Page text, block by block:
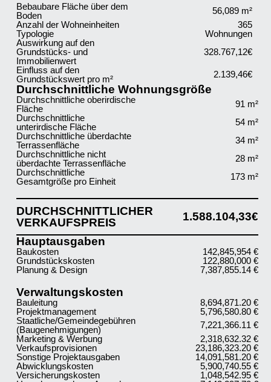
Bebaubare Fläche über dem
Boden
56,089 m²
Anzahl der Wohneinheiten
365
Typologie
Wohnungen
Auswirkung auf den
Grundstücks- und
Immobilienwert
328.767,12€
Einfluss auf den
Grundstückswert pro m²
2.139,46€
Durchschnittliche Wohnungsgröße
Durchschnittliche oberirdische
Fläche
91 m²
Durchschnittliche
unterirdische Fläche
54 m²
Durchschnittliche überdachte
Terrassenfläche
34 m²
Durchschnittliche nicht
überdachte Terrassenfläche
28 m²
Durchschnittliche
Gesamtgröße pro Einheit
173 m²
DURCHSCHNITTLICHER
VERKAUFSPREIS
1.588.104,33€
Hauptausgaben
Baukosten
142,845,954 €
Grundstückskosten
122,880,000 €
Planung & Design
7,387,855.14 €
Verwaltungskosten
Bauleitung
8,694,871.20 €
Projektmanagement
5,796,580.80 €
Staatliche/Gemeindegebühren
(Baugenehmigungen)
7,221,366.11 €
Marketing & Werbung
2,318,632.32 €
Verkaufsprovisionen
23,186,323.20 €
Sonstige Projektausgaben
14,091,581.20 €
Abwicklungskosten
5,900,740.55 €
Versicherungskosten
1,048,542.95 €